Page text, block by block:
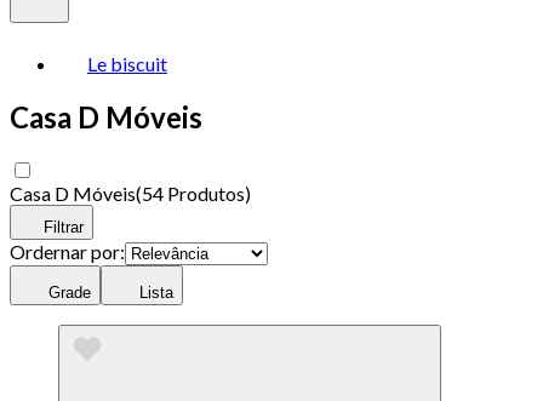
Le biscuit
Casa D Móveis
Casa D Móveis(54 Produtos)
Filtrar
Ordernar por:
Grade Lista